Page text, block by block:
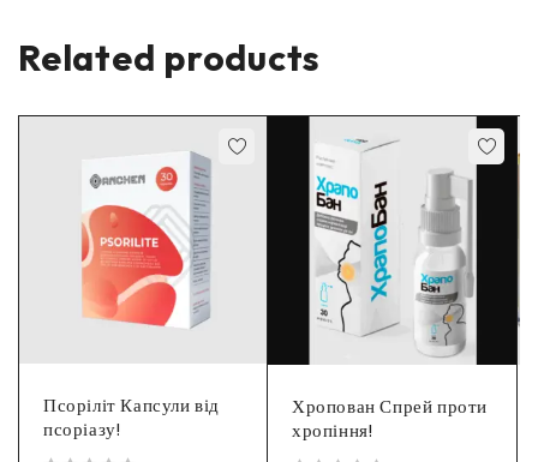
Related products
Псоріліт Капсули від
псоріазу!
Хропован Спрей проти
хропіння!